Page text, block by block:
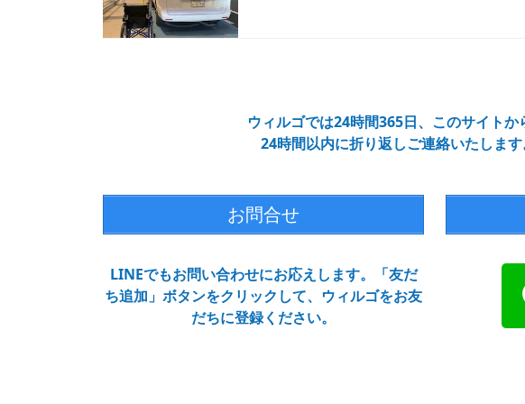
ウィルゴでは24時間365日、このサイト
24時間以内に折り返しご連絡いたします
お問合せ
LINEでもお問い合わせにお応えします。「友だ
ち追加」ボタンをクリックして、ウィルゴをお友
だちに登録ください。